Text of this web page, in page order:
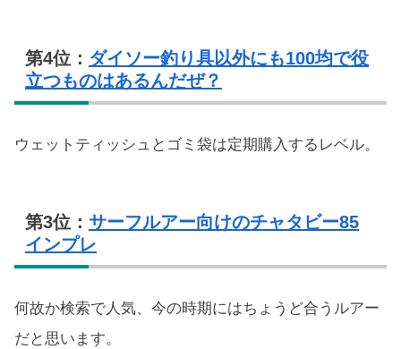
第4位： ダイソー釣り具以外にも100均で役
立つものはあるんだぜ？
ウェットティッシュとゴミ袋は定期購入するレベル。
第3位： サーフルアー向けのチャタビー85
インプレ
何故か検索で人気、今の時期にはちょうど合うルアー
だと思います。